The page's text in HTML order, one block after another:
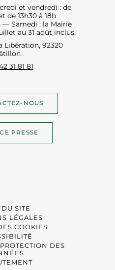
et vendredi : de
de 13h30 à 18h
— Samedi : la Mairie
au 31 août inclus.
Libération, 92320
31 81 81
NOUS
PRESSE
SITE
LÉGALES
COOKIES
DES